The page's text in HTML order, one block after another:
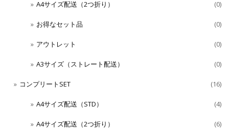
A4サイズ配送（2つ折り） (0)
お得なセット品 (0)
アウトレット (0)
A3サイズ（ストレート配送） (0)
コンプリートSET (16)
A4サイズ配送（STD） (4)
A4サイズ配送（2つ折り） (6)